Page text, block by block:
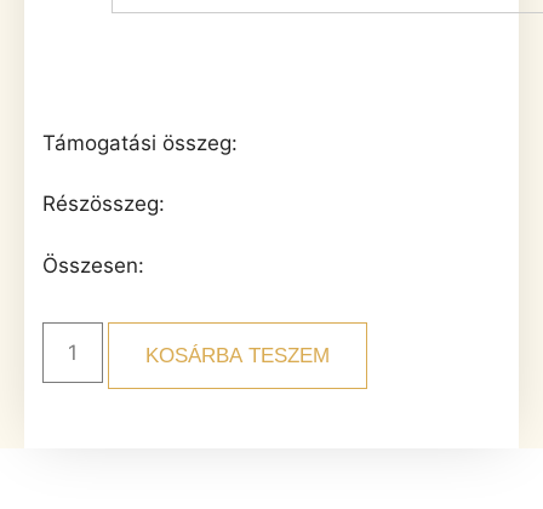
Támogatási összeg:
Részösszeg:
Összesen:
KOSÁRBA TESZEM